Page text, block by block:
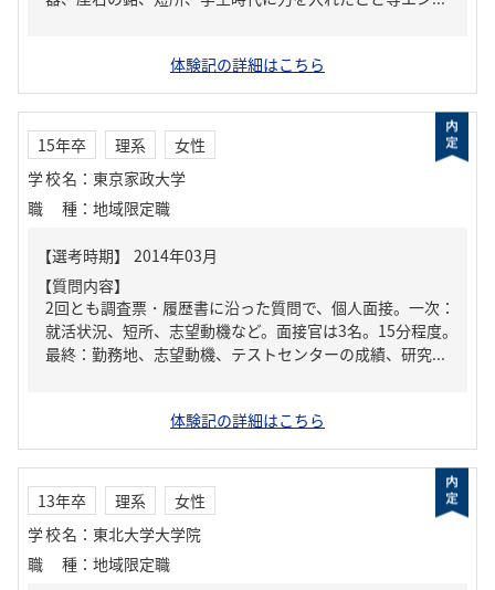
体験記の詳細はこちら
15年卒 理系
女性
学校名 ： 東京家政大学
職種 ： 地域限定職
【質問内容】
2回とも調査票・履歴書に沿った質問で、個人面接。一次：
就活状況、短所、志望動機など。面接官は3名。15分程度。
最終：勤務地、志望動機、テストセンターの成績、研究...
体験記の詳細はこちら
13年卒 理系
女性
学校名 ： 東北大学大学院
職種 ： 地域限定職